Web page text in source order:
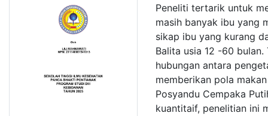
Peneliti tertarik untuk
masih banyak ibu yang
sikap ibu yang kurang
Balita usia 12 -60
hubungan antara
memberikan pola
Posyandu Cempaka
kuantitaif, penelitian ini